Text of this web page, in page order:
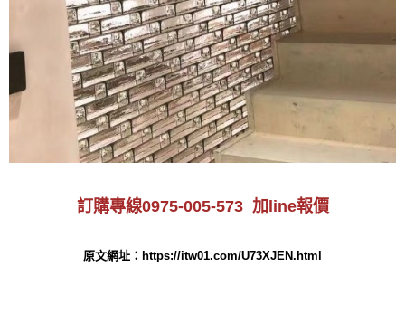
訂購專線0975-005-573 加line報價
原文網址：https://itw01.com/U73XJEN.html